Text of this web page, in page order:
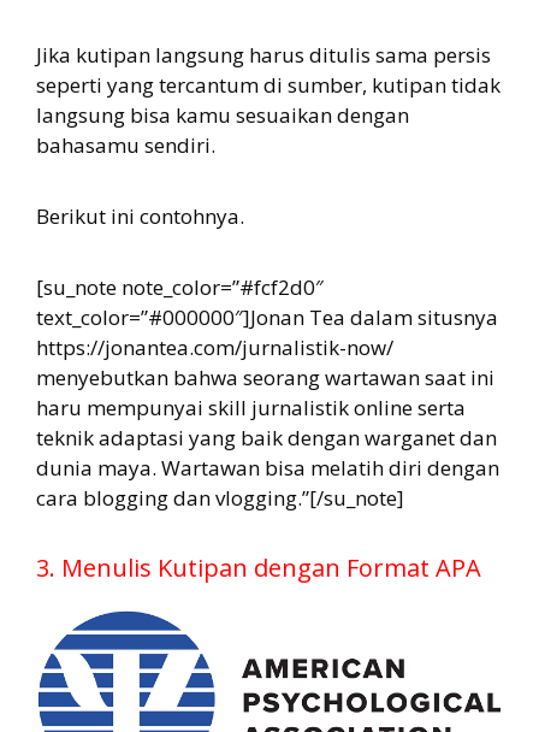
Jika kutipan langsung harus ditulis sama persis
seperti yang tercantum di sumber, kutipan tidak
langsung bisa kamu sesuaikan dengan
bahasamu sendiri.
Berikut ini contohnya.
[su_note note_color=”#fcf2d0″
text_color=”#000000″]Jonan Tea dalam situsnya
https://jonantea.com/jurnalistik-now/
menyebutkan bahwa seorang wartawan saat ini
haru mempunyai skill jurnalistik online serta
teknik adaptasi yang baik dengan warganet dan
dunia maya. Wartawan bisa melatih diri dengan
cara blogging dan vlogging.”[/su_note]
3. Menulis Kutipan dengan Format APA